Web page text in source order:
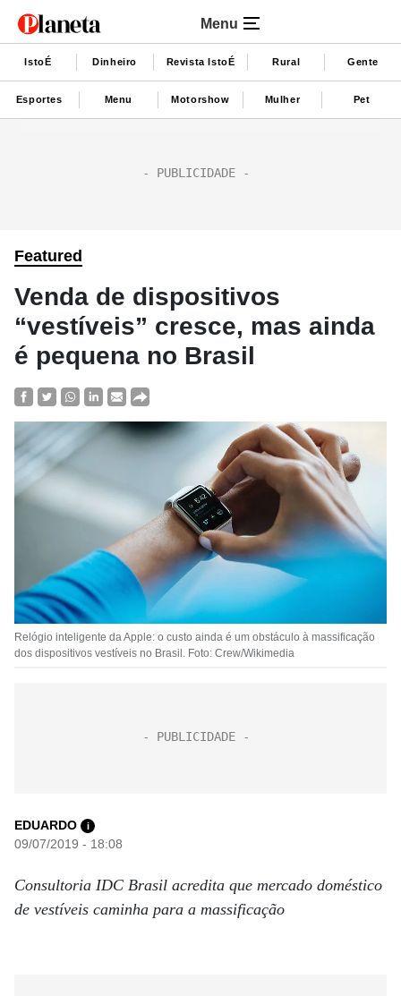
Menu
IstoÉ Dinheiro Revista IstoÉ Rural Gente
Esportes Menu Motorshow Mulher Pet
Featured
Venda de dispositivos
“vestíveis” cresce, mas ainda
é pequena no Brasil
Relógio inteligente da Apple: o custo ainda é um obstáculo à massificação
dos dispositivos vestíveis no Brasil. Foto: Crew/Wikimedia
EDUARDO i
09/07/2019 - 18:08
Consultoria IDC Brasil acredita que mercado doméstico
de vestíveis caminha para a massificação